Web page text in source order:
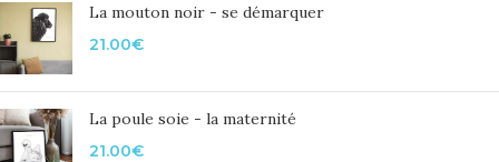
La mouton noir - se démarquer
21.00€
La poule soie - la maternité
21.00€